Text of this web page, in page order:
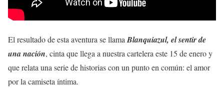
El resultado de esta aventura se llama Blanquiazul, el sentir de
una nación, cinta que llega a nuestra cartelera este 15 de enero y
que relata una serie de historias con un punto en común: el amor
por la camiseta íntima.